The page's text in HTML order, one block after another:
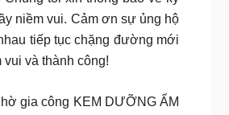
niềm vui. Cảm ơn sự ủng hộ
tiếp tục chặng đường mới
và thành công!
nhờ gia công KEM DƯỠNG ẨM